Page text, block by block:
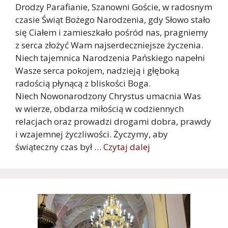
Drodzy Parafianie, Szanowni Goście, w radosnym
czasie Świąt Bożego Narodzenia, gdy Słowo stało
się Ciałem i zamieszkało pośród nas, pragniemy
z serca złożyć Wam najserdeczniejsze życzenia.
Niech tajemnica Narodzenia Pańskiego napełni
Wasze serca pokojem, nadzieją i głęboką
radością płynącą z bliskości Boga.
Niech Nowonarodzony Chrystus umacnia Was
w wierze, obdarza miłością w codziennych
relacjach oraz prowadzi drogami dobra, prawdy
i wzajemnej życzliwości. Życzymy, aby
świąteczny czas był … Czytaj dalej